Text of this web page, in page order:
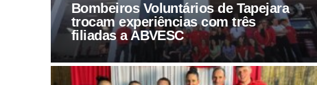
Bombeiros Voluntários de Tapejara
trocam experiências com três
filiadas a ABVESC